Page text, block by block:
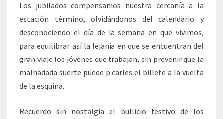
Los jubilados compensamos nuestra cercanía a la
estación término, olvidándonos del calendario y
desconociendo el día de la semana en que vivimos,
para equilibrar así la lejanía en que se encuentran del
gran viaje los jóvenes que trabajan, sin prevenir que la
malhadada suerte puede picarles el billete a la vuelta
de la esquina.
Recuerdo sin nostalgia el bullicio festivo de los